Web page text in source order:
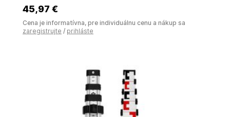
45,97 €
Cena je informatívna, pre individuálnu cenu a nákup sa
zaregistrujte / prihláste